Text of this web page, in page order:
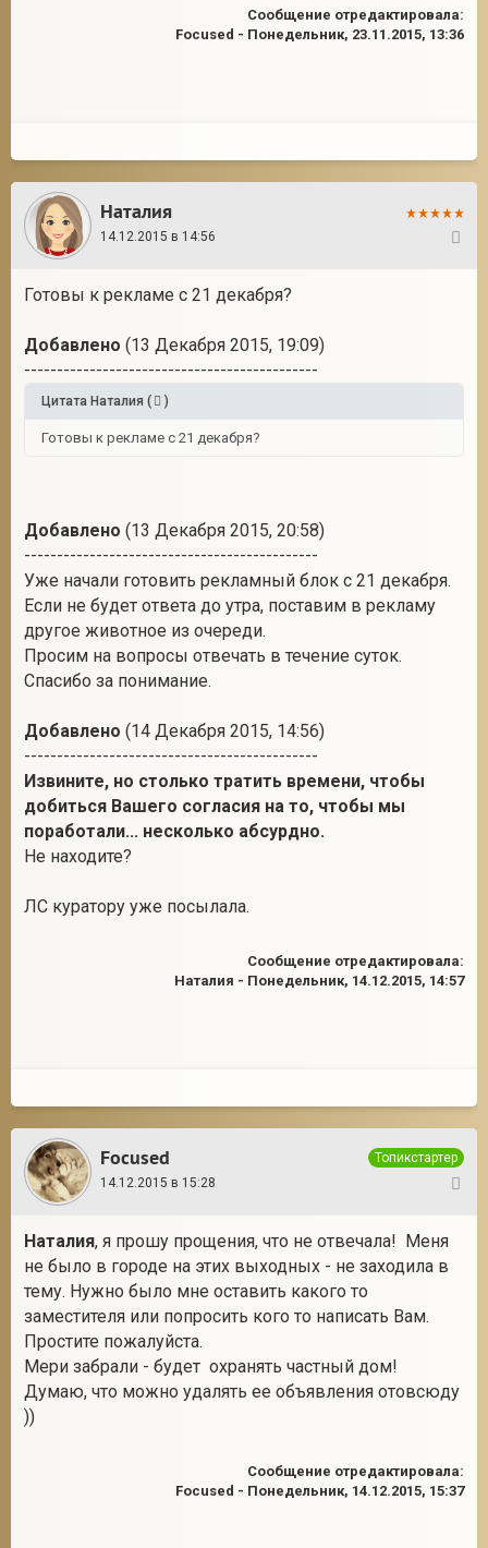
Сообщение отредактировала:
Focused - Понедельник, 23.11.2015, 13:36
Наталия
14.12.2015 в 14:56
Готовы к рекламе с 21 декабря?
Добавлено (13 Декабря 2015, 19:09)
---------------------------------------------
Цитата Наталия ( )
Готовы к рекламе с 21 декабря?
Добавлено (13 Декабря 2015, 20:58)
---------------------------------------------
Уже начали готовить рекламный блок с 21 декабря.
Если не будет ответа до утра, поставим в рекламу
другое животное из очереди.
Просим на вопросы отвечать в течение суток.
Спасибо за понимание.
Добавлено (14 Декабря 2015, 14:56)
---------------------------------------------
Извините, но столько тратить времени, чтобы
добиться Вашего согласия на то, чтобы мы
поработали... несколько абсурдно.
Не находите?
ЛС куратору уже посылала.
Сообщение отредактировала:
Наталия - Понедельник, 14.12.2015, 14:57
Focused
Топикстартер
14.12.2015 в 15:28
Наталия, я прошу прощения, что не отвечала! Меня
не было в городе на этих выходных - не заходила в
тему. Нужно было мне оставить какого то
заместителя или попросить кого то написать Вам.
Простите пожалуйста.
Мери забрали - будет охранять частный дом!
Думаю, что можно удалять ее объявления отовсюду
))
Сообщение отредактировала:
Focused - Понедельник, 14.12.2015, 15:37